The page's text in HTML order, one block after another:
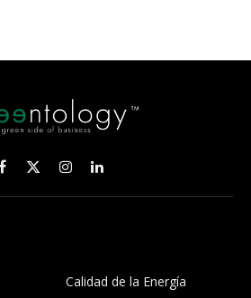
Facebook
X
(Twitter)
InstagramLinkedIn
Calidad de la Energía